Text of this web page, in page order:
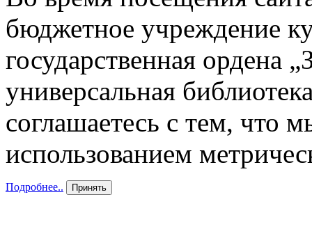
бюджетное учреждение
государственная ордена
универсальная
соглашаетесь с тем, что
использованием
Подробнее.. Принять